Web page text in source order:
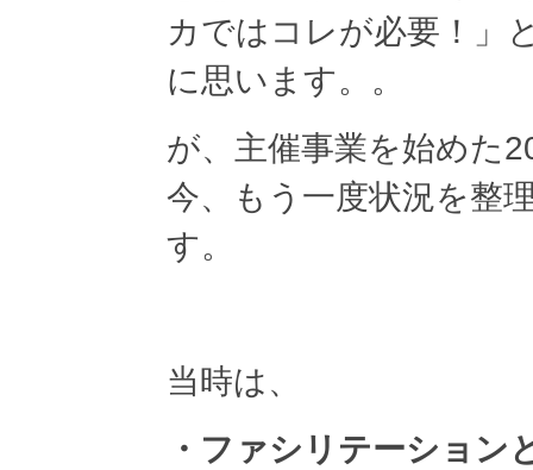
カではコレが必要！」
に思います。。
が、主催事業を始めた
今、もう一度状況を整
す。
当時は、
・ファシリテーション